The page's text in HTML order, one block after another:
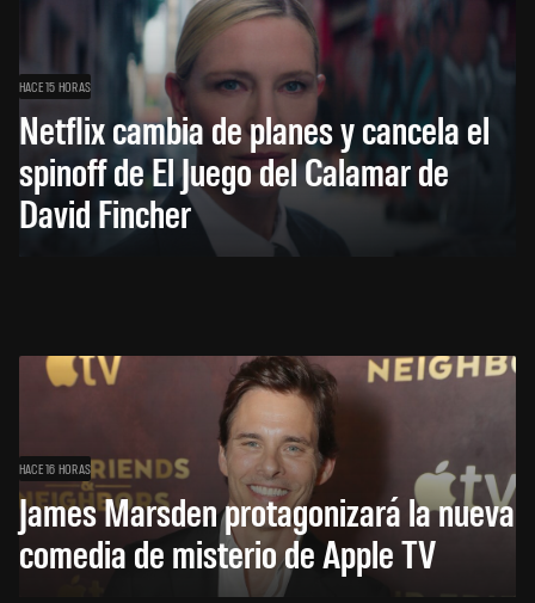
HACE 15 HORAS
Netflix cambia de planes y cancela el
spinoff de El Juego del Calamar de
David Fincher
HACE 16 HORAS
James Marsden protagonizará la nueva
comedia de misterio de Apple TV